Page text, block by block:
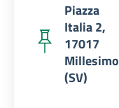
Piazza
Italia 2,
17017
Millesimo
(SV)